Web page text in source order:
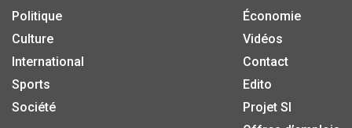
Politique
Culture
International
Sports
Société
Économie
Vidéos
Contact
Edito
Projet SI